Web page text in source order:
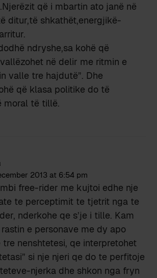
që i mbartin ato janë në
ditur,të shkathët,energjikë-
ndryshe,sa kohë që
në delir me ritmin e
valle tre hajdutë”. Dhe
që klasa politike do të
moral të tillë.
2013 at 6:54 pm
free-rider me kujtoi edhe nje
te perceptimit te tjetrit nga te
nderkohe qe s’je i tille. Kam
e personave me dy apo
nenshtetesi, qe interpretohet
si nje njeri qe do te perfitoje
njerka dhe shkon nga fryn